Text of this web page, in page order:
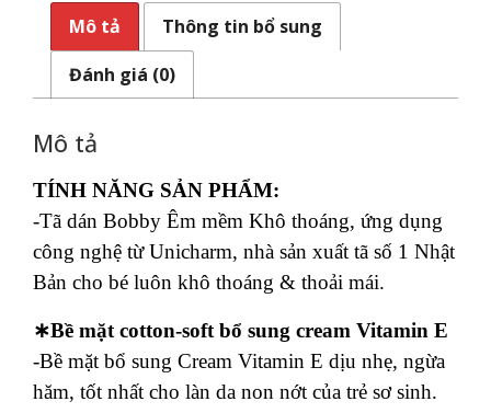
Mô tả
Thông tin bổ sung
Đánh giá (0)
Mô tả
TÍNH NĂNG SẢN PHẨM:
-Tã dán Bobby Êm mềm Khô thoáng, ứng dụng
công nghệ từ Unicharm, nhà sản xuất tã số 1 Nhật
Bản cho bé luôn khô thoáng & thoải mái.
∗Bề mặt cotton-soft bổ sung cream Vitamin E
-Bề mặt bổ sung Cream Vitamin E dịu nhẹ, ngừa
hăm, tốt nhất cho làn da non nớt của trẻ sơ sinh.